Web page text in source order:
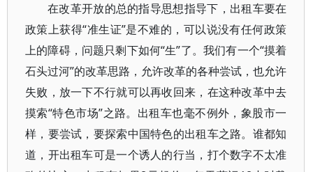
在改革开放的总的指导思想指导下，出租车要在
政策上获得“准生证”是不难的，可以说没有任何政策
上的障碍，问题只剩下如何“生”了。我们有一个“摸着
石头过河”的改革思路，允许改革的各种尝试，也允许
失败，放一下不行就可以再收回来，在这种改革中去
摸索“特色市场”之路。出租车也毫不例外，象股市一
样，要尝试，要探索中国特色的出租车之路。谁都知
道，开出租车可是一个诱人的行当，打个数字不太准